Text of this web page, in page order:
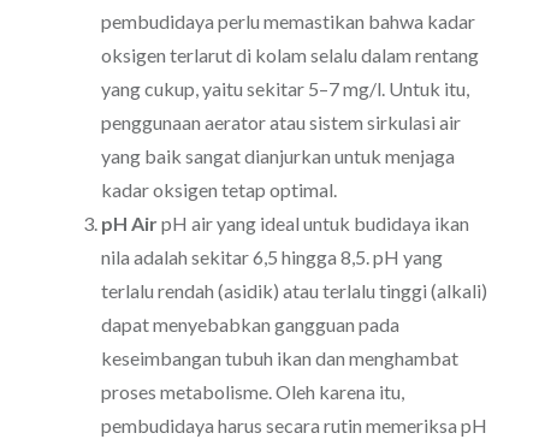
pembudidaya perlu memastikan bahwa kadar
oksigen terlarut di kolam selalu dalam rentang
yang cukup, yaitu sekitar 5–7 mg/l. Untuk itu,
penggunaan aerator atau sistem sirkulasi air
yang baik sangat dianjurkan untuk menjaga
kadar oksigen tetap optimal.
pH AirpH air yang ideal untuk budidaya ikan
nila adalah sekitar 6,5 hingga 8,5. pH yang
terlalu rendah (asidik) atau terlalu tinggi (alkali)
dapat menyebabkan gangguan pada
keseimbangan tubuh ikan dan menghambat
proses metabolisme. Oleh karena itu,
pembudidaya harus secara rutin memeriksa pH